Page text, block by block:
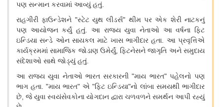
પણ સન્માન કરવામાં આવ્યું હતું.
રાહગીરી ફાઉન્ડેશને "સ્ટેટ યુથ લીડર્સ" થીમ પર એક શેરી નાટકનું
પણ આયોજન કર્યું હતું. આ રાજ્ય યુવા નેતાઓ આ વર્ષના ફિટ
ઇન્ડિયા સન્ડે ઓન સાયકલ માટે ખાસ ભાગીદાર હતા. આ પ્રવૃત્તિએ
કાર્યક્રમમાં સામાજિક જોડાણ ઉમેર્યું, ફિટનેસને જાગૃતિ અને સમુદાય
સંદેશાઓ સાથે જોડ્યું હતું.
આ રાજ્ય યુવા નેતાઓ ભારત સરકારની "માય ભારત" પહેલનો પણ
ભાગ હતા. "માય ભારત" એ "ફિટ ઇન્ડિયા"નો લાંબા સમયથી ભાગીદાર
છે, જે યુવા સ્વયંસેવકોના યોગદાન દ્વારા ચળવળને સમર્થન આપી રહ્યું